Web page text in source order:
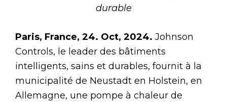
durable
Paris, France, 24. Oct, 2024. Johnson
Controls, le leader des bâtiments
intelligents, sains et durables, fournit à la
municipalité de Neustadt en Holstein, en
Allemagne, une pompe à chaleur de